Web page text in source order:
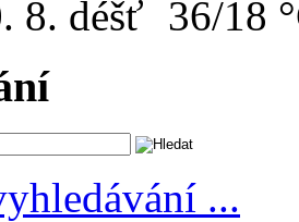
8. 36/18
...